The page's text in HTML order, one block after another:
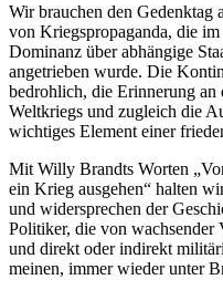
Wir brauchen den Gedenktag
von Kriegspropaganda, die
Dominanz über abhängige
angetrieben wurde. Die
bedrohlich, die Erinnerung an
Weltkriegs und zugleich die
wichtiges Element einer
Mit Willy Brandts Worten
ein Krieg ausgehen“ halten
und widersprechen der
Politiker, die von wachsender
und direkt oder indirekt
meinen, immer wieder unter